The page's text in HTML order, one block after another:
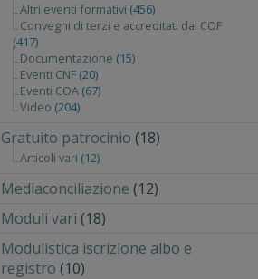
Altri eventi formativi (456)
Convegni di terzi e accreditati dal COF
(417)
Documentazione (15)
Eventi CNF (20)
Eventi COA (67)
Video (204)
Gratuito patrocinio (18)
Articoli vari (12)
Mediaconciliazione (12)
Moduli vari (18)
Modulistica iscrizione albo e
registro (10)